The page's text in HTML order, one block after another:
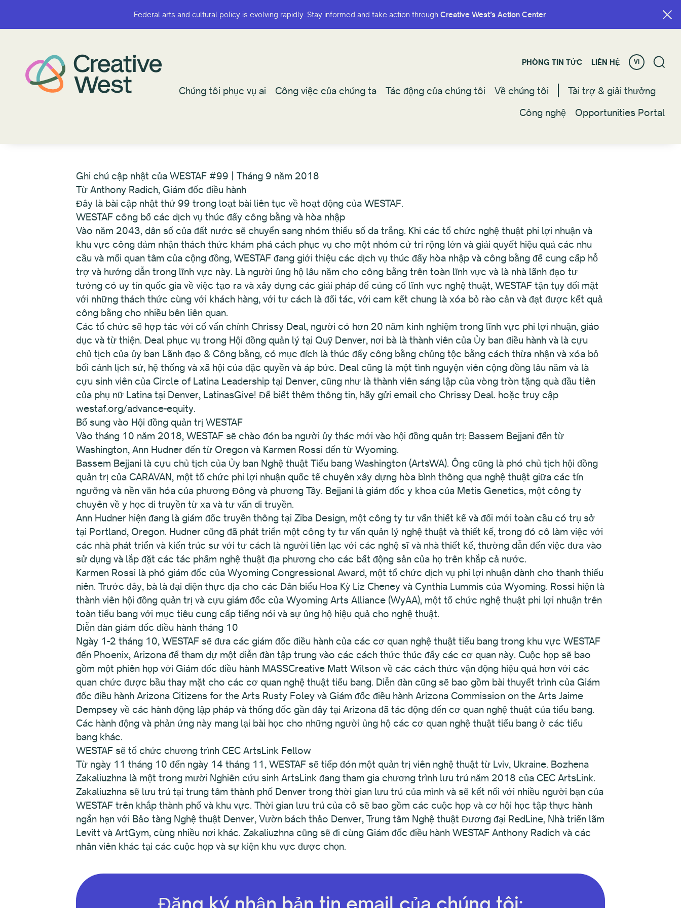
Federal arts and cultural policy is evolving rapidly. Stay informed and take action through Creative West’s Action Center.
PHÒNG TIN TỨC LIÊN HỆ VI
Chúng tôi phục vụ ai Công việc của chúng ta Tác động của chúng tôi Về chúng tôi
Tài trợ & giải thưởng
Công nghệ
Opportunities Portal
Federal arts and cultural policy is evolving rapidly. Stay informed and take action through Creative West’s Action Center.
PHÒNG TIN TỨC LIÊN HỆ VI
Chúng tôi phục vụ ai Công việc của chúng ta Tác động của chúng tôi Về chúng tôi
Tài trợ & giải thưởng
Công nghệ
Opportunities Portal
Ghi chú cập nhật của WESTAF #99 | Tháng 9 năm 2018
Từ Anthony Radich, Giám đốc điều hành
Đây là bài cập nhật thứ 99 trong loạt bài liên tục về hoạt động của WESTAF.
WESTAF công bố các dịch vụ thúc đẩy công bằng và hòa nhập
Vào năm 2043, dân số của đất nước sẽ chuyển sang nhóm thiểu số da trắng. Khi các tổ chức nghệ thuật phi lợi nhuận và
khu vực công đảm nhận thách thức khám phá cách phục vụ cho một nhóm cử tri rộng lớn và giải quyết hiệu quả các nhu
cầu và mối quan tâm của cộng đồng, WESTAF đang giới thiệu các dịch vụ thúc đẩy hòa nhập và công bằng để cung cấp hỗ
trợ và hướng dẫn trong lĩnh vực này. Là người ủng hộ lâu năm cho công bằng trên toàn lĩnh vực và là nhà lãnh đạo tư
tưởng có uy tín quốc gia về việc tạo ra và xây dựng các giải pháp để củng cố lĩnh vực nghệ thuật, WESTAF tận tụy đối mặt
với những thách thức cùng với khách hàng, với tư cách là đối tác, với cam kết chung là xóa bỏ rào cản và đạt được kết quả
công bằng cho nhiều bên liên quan.
Các tổ chức sẽ hợp tác với cố vấn chính Chrissy Deal, người có hơn 20 năm kinh nghiệm trong lĩnh vực phi lợi nhuận, giáo
dục và từ thiện. Deal phục vụ trong Hội đồng quản lý tại Quỹ Denver, nơi bà là thành viên của Ủy ban điều hành và là cựu
chủ tịch của ủy ban Lãnh đạo & Công bằng, có mục đích là thúc đẩy công bằng chủng tộc bằng cách thừa nhận và xóa bỏ
bối cảnh lịch sử, hệ thống và xã hội của đặc quyền và áp bức. Deal cũng là một tình nguyện viên cộng đồng lâu năm và là
cựu sinh viên của Circle of Latina Leadership tại Denver, cũng như là thành viên sáng lập của vòng tròn tặng quà đầu tiên
của phụ nữ Latina tại Denver, LatinasGive! Để biết thêm thông tin, hãy gửi email cho Chrissy Deal. hoặc truy cập
westaf.org/advance-equity.
Bổ sung vào Hội đồng quản trị WESTAF
Vào tháng 10 năm 2018, WESTAF sẽ chào đón ba người ủy thác mới vào hội đồng quản trị: Bassem Bejjani đến từ
Washington, Ann Hudner đến từ Oregon và Karmen Rossi đến từ Wyoming.
Bassem Bejjani là cựu chủ tịch của Ủy ban Nghệ thuật Tiểu bang Washington (ArtsWA). Ông cũng là phó chủ tịch hội đồng
quản trị của CARAVAN, một tổ chức phi lợi nhuận quốc tế chuyên xây dựng hòa bình thông qua nghệ thuật giữa các tín
ngưỡng và nền văn hóa của phương Đông và phương Tây. Bejjani là giám đốc y khoa của Metis Genetics, một công ty
chuyên về y học di truyền từ xa và tư vấn di truyền.
Ann Hudner hiện đang là giám đốc truyền thông tại Ziba Design, một công ty tư vấn thiết kế và đổi mới toàn cầu có trụ sở
tại Portland, Oregon. Hudner cũng đã phát triển một công ty tư vấn quản lý nghệ thuật và thiết kế, trong đó cô làm việc với
các nhà phát triển và kiến trúc sư với tư cách là người liên lạc với các nghệ sĩ và nhà thiết kế, thường dẫn đến việc đưa vào
sử dụng và lắp đặt các tác phẩm nghệ thuật địa phương cho các bất động sản của họ trên khắp cả nước.
Karmen Rossi là phó giám đốc của Wyoming Congressional Award, một tổ chức dịch vụ phi lợi nhuận dành cho thanh thiếu
niên. Trước đây, bà là đại diện thực địa cho các Dân biểu Hoa Kỳ Liz Cheney và Cynthia Lummis của Wyoming. Rossi hiện là
thành viên hội đồng quản trị và cựu giám đốc của Wyoming Arts Alliance (WyAA), một tổ chức nghệ thuật phi lợi nhuận trên
toàn tiểu bang với mục tiêu cung cấp tiếng nói và sự ủng hộ hiệu quả cho nghệ thuật.
Diễn đàn giám đốc điều hành tháng 10
Ngày 1-2 tháng 10, WESTAF sẽ đưa các giám đốc điều hành của các cơ quan nghệ thuật tiểu bang trong khu vực WESTAF
đến Phoenix, Arizona để tham dự một diễn đàn tập trung vào các cách thức thúc đẩy các cơ quan này. Cuộc họp sẽ bao
gồm một phiên họp với Giám đốc điều hành MASSCreative Matt Wilson về các cách thức vận động hiệu quả hơn với các
quan chức được bầu thay mặt cho các cơ quan nghệ thuật tiểu bang. Diễn đàn cũng sẽ bao gồm bài thuyết trình của Giám
đốc điều hành Arizona Citizens for the Arts Rusty Foley và Giám đốc điều hành Arizona Commission on the Arts Jaime
Dempsey về các hành động lập pháp và thống đốc gần đây tại Arizona đã tác động đến cơ quan nghệ thuật của tiểu bang.
Các hành động và phản ứng này mang lại bài học cho những người ủng hộ các cơ quan nghệ thuật tiểu bang ở các tiểu
bang khác.
WESTAF sẽ tổ chức chương trình CEC ArtsLink Fellow
Từ ngày 11 tháng 10 đến ngày 14 tháng 11, WESTAF sẽ tiếp đón một quản trị viên nghệ thuật từ Lviv, Ukraine. Bozhena
Zakaliuzhna là một trong mười Nghiên cứu sinh ArtsLink đang tham gia chương trình lưu trú năm 2018 của CEC ArtsLink.
Zakaliuzhna sẽ lưu trú tại trung tâm thành phố Denver trong thời gian lưu trú của mình và sẽ kết nối với nhiều người bạn của
WESTAF trên khắp thành phố và khu vực. Thời gian lưu trú của cô sẽ bao gồm các cuộc họp và cơ hội học tập thực hành
ngắn hạn với Bảo tàng Nghệ thuật Denver, Vườn bách thảo Denver, Trung tâm Nghệ thuật Đương đại RedLine, Nhà triển lãm
Levitt và ArtGym, cùng nhiều nơi khác. Zakaliuzhna cũng sẽ đi cùng Giám đốc điều hành WESTAF Anthony Radich và các
nhân viên khác tại các cuộc họp và sự kiện khu vực được chọn.